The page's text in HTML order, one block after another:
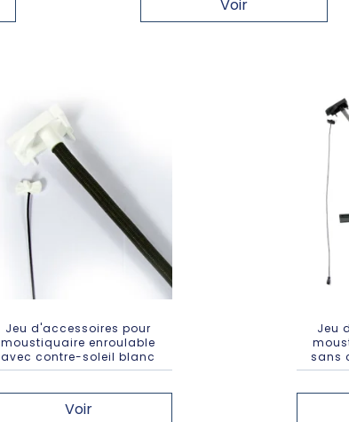
Voir
Jeu d'accessoires pour
moustiquaire enroulable
avec contre-soleil blanc
Voir
Jeu
sans